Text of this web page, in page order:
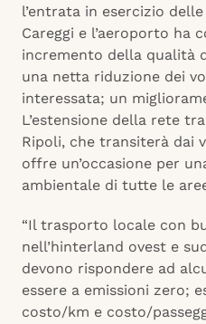
l’entrata in esercizio
Careggi e l’aeroporto ha
incremento della qualità
una netta riduzione dei
interessata; un
L’estensione della rete
Ripoli, che transiterà dai
offre un’occasione per
ambientale di tutte le
“Il trasporto locale con
nell’hinterland ovest e
devono rispondere ad
essere a emissioni zero;
costo/km e costo/